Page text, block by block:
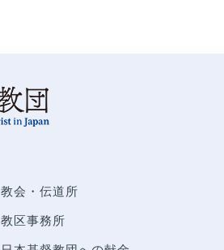
教会・伝道所
教区事務所